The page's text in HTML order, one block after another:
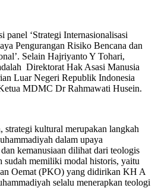
panel ‘Strategi Internasionalisasi
Pengurangan Risiko Bencana dan
Selain Hajriyanto Y Tohari,
Direktorat Hak Asasi Manusia
Luar Negeri Republik Indonesia
MDMC Dr Rahmawati Husein.
strategi kultural merupakan langkah
dalam upaya
kemanusiaan dilihat dari teologis
sudah memiliki modal historis, yaitu
Oemat (PKO) yang didirikan KH A
selalu menerapkan teologi